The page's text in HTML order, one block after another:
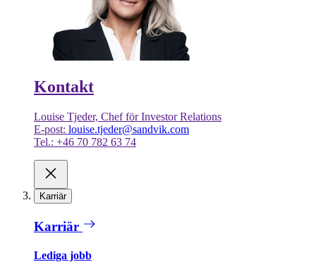
Kontakt
Louise Tjeder, Chef för Investor Relations
E-post: louise.tjeder@sandvik.com
Tel.: +46 70 782 63 74
Karriär
Karriär
Lediga jobb